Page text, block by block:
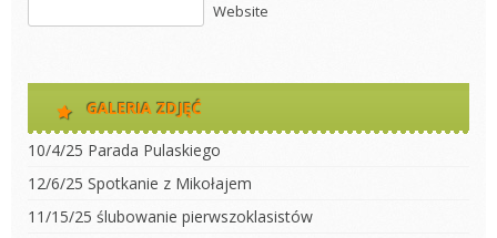
Website
GALERIA ZDJĘĆ
10/4/25 Parada Pulaskiego
12/6/25 Spotkanie z Mikołajem
11/15/25 ślubowanie pierwszoklasistów